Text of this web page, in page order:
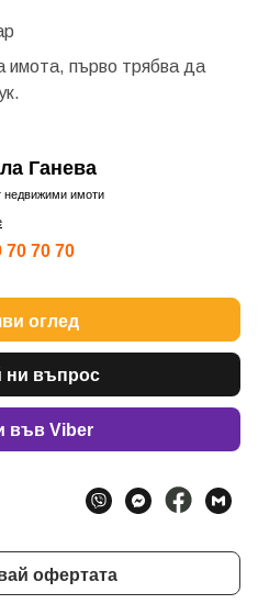
имота, първо трябва да
Ганева
недвижими имоти
70 70 70
оглед
ни въпрос
във Viber
офертата